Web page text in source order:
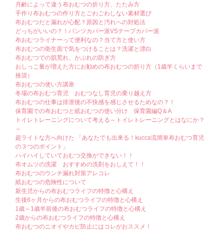
月齢によって違う布おむつの折り方、たたみ方
手作り布おむつの作り方とごわごわしない素材選び
布おむつだと漏れが心配？原因と汚れへの対処法
どっちがいいの？！パンツカバー派VSテープカバー派
布おむつライナーって便利なの？当て方と使い方
布おむつの衛生面で気をつけることは？洗濯と漂白
布おむつでの肌荒れ、かぶれの防ぎ方
おしっこ量が増えた方にお勧めの布おむつの折り方（1歳半くらいまで
推奨）
布おむつの使い方講座
冬場の布おむつ育児 おむつなし育児の乗り越え方
布おむつの仕事は排泄後の不快感を感じさせるためなの？！
保育園での布おむつと紙おむつの使い分け 保育園編Q＆A
トイレトレーニングについて考える～トイレトレーニングとはなにか？
～
超ライトな方へ向けた 「あなたでも出来る！kucca流簡単布おむつ育児
の３つのポイント」
ハイハイしていておむつ交換ができない！！
布オムツの洗濯 おすすめの洗剤をおしえて！！
布おむつのウンチ漏れ対策アレコレ
紙おむつの危険性について
新生児からの布おむつライフの特徴と心構え
生後6ヶ月からの布おむつライフの特徴と心構え
1歳～1歳半前後の布おむつライフの特徴と心構え
2歳からの布おむつライフの特徴と心構え
布おむつのニオイやカビ防止にはコレがおススメ！